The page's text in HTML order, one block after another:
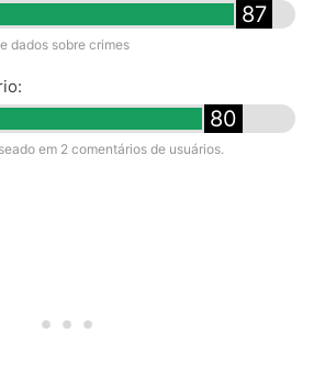
87
dados sobre crimes
80
em 2 comentários de usuários.